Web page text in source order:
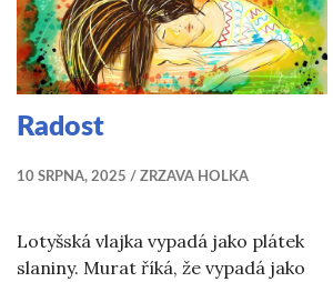
Radost
10 SRPNA, 2025 ZRZAVA HOLKA
Lotyšská vlajka vypadá jako plátek
slaniny. Murat říká, že vypadá jako